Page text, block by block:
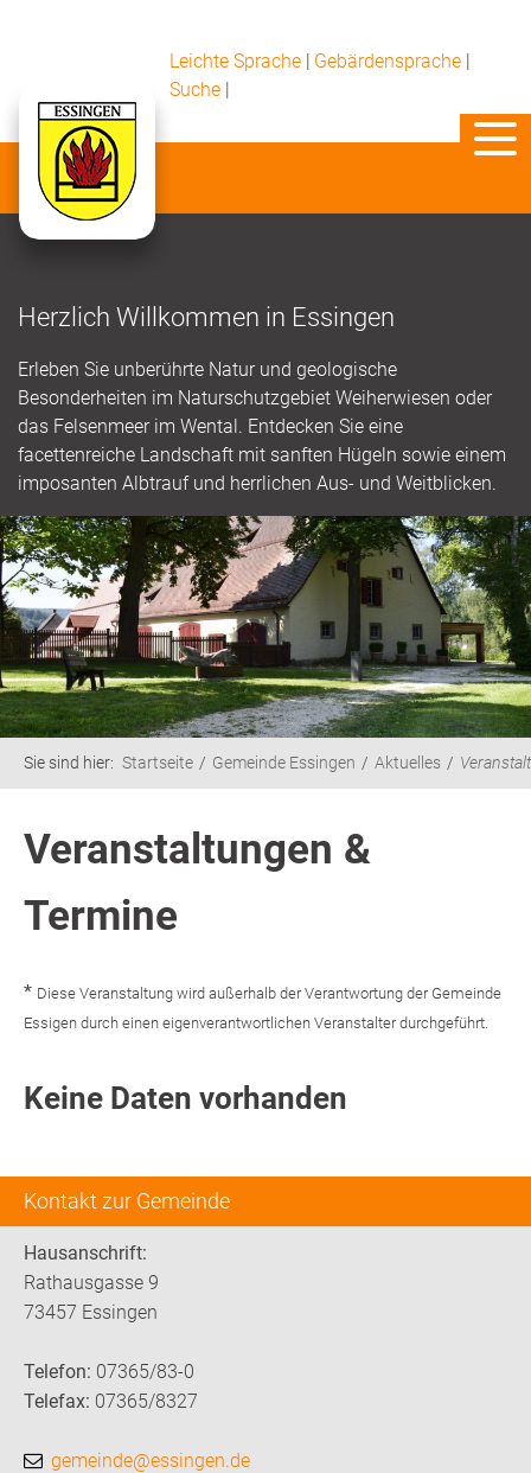
Leichte Sprache | Gebärdensprache |
Suche |
Herzlich Willkommen in Essingen
Erleben Sie unberührte Natur und geologische
Besonderheiten im Naturschutzgebiet Weiherwiesen oder
das Felsenmeer im Wental. Entdecken Sie eine
facettenreiche Landschaft mit sanften Hügeln sowie einem
imposanten Albtrauf und herrlichen Aus- und Weitblicken.
Kontakt zur Gemeinde
Hausanschrift:
Rathausgasse 9
73457 Essingen
Telefon: 07365/83-0
Telefax: 07365/8327
gemeinde@essingen.de
Sie sind hier: Startseite Gemeinde Essingen Aktuelles
Veranstaltungen &
Termine
* Diese Veranstaltung wird außerhalb der Verantwortung der Gemeinde
Essigen durch einen eigenverantwortlichen Veranstalter durchgeführt.
Keine Daten vorhanden